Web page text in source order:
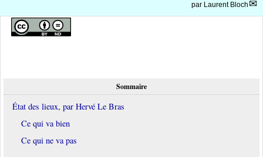
par Laurent Bloch
Sommaire
État des lieux, par Hervé Le Bras
Ce qui va bien
Ce qui ne va pas